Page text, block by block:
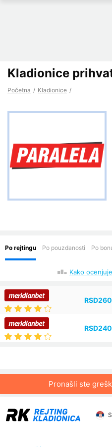
Kladionice
Početna Kladionice
Kako
Pronašli ste